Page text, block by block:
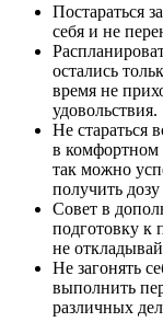
Постараться
себя и не
остались
время не
удовольствия.
Не стараться
в комфортном
так можно
получить дозу
Совет в
подготовку к
не
Не загонять
выполнить
различных